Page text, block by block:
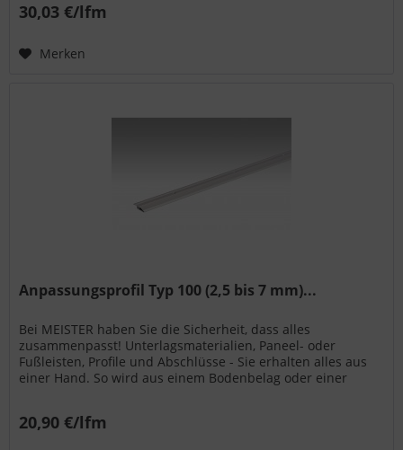
30,03 €/lfm
Merken
Anpassungsprofil Typ 100 (2,5 bis 7 mm)...
Bei MEISTER haben Sie die Sicherheit, dass alles
zusammenpasst! Unterlagsmaterialien, Paneel- oder
Fußleisten, Profile und Abschlüsse - Sie erhalten alles aus
einer Hand. So wird aus einem Bodenbelag oder einer
20,90 €/lfm